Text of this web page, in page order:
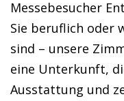
Messebesucher
Sie beruflich oder
sind – unsere
eine Unterkunft,
Ausstattung und